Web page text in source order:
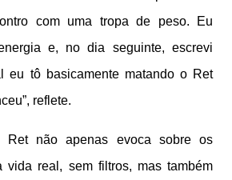
com uma tropa de peso. Eu
e, no dia seguinte, escrevi
eu tô basicamente matando o Ret
reflete.
Ret não apenas evoca sobre os
vida real, sem filtros, mas também